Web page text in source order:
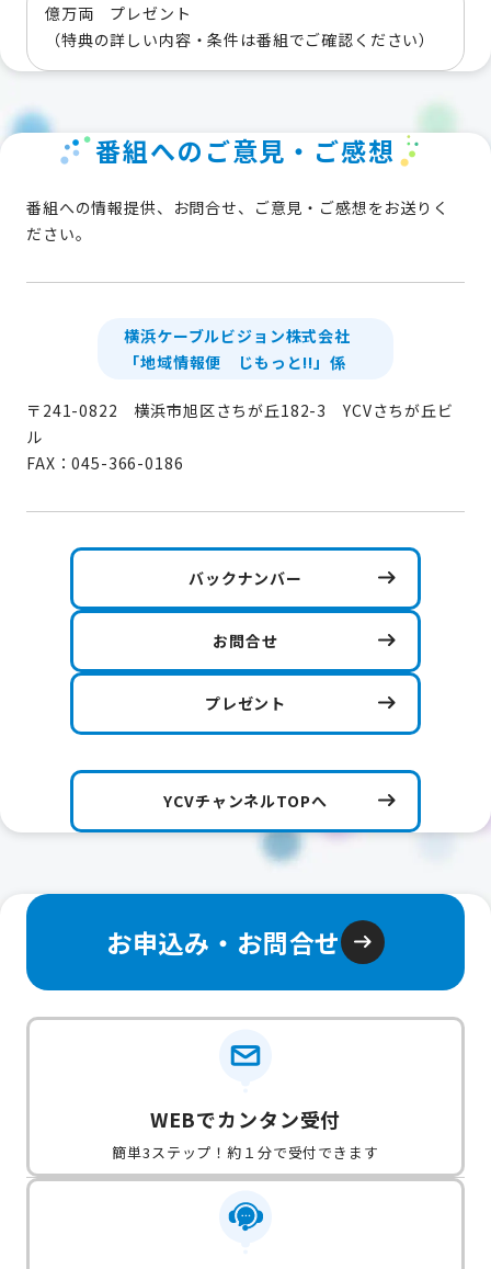
億万両 プレゼント
（特典の詳しい内容・条件は番組でご確認ください）
番組へのご意見・ご感想
番組への情報提供、お問合せ、ご意見・ご感想をお送りく
ださい。
横浜ケーブルビジョン株式会社
「地域情報便 じもっと!!」係
〒241-0822 横浜市旭区さちが丘182-3 YCVさちが丘ビ
ル
FAX：045-366-0186
バックナンバー
お問合せ
プレゼント
YCVチャンネルTOPへ
お申込み・お問合せ
WEBでカンタン受付
簡単3ステップ！約１分で受付できます